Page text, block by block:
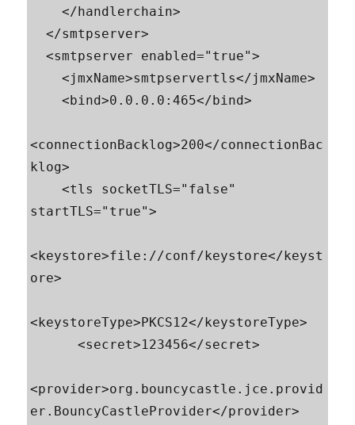
    </handlerchain>
  </smtpserver>
  <smtpserver enabled="true">
    <jmxName>smtpservertls</jmxName>
    <bind>0.0.0.0:465</bind>
<connectionBacklog>200</connectionBac
klog>
    <tls socketTLS="false"
startTLS="true">
<keystore>file://conf/keystore</keyst
ore>
<keystoreType>PKCS12</keystoreType>
      <secret>123456</secret>
<provider>org.bouncycastle.jce.provid
er.BouncyCastleProvider</provider>